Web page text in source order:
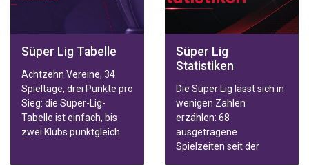
Süper Lig Tabelle
Achtzehn Vereine, 34
Spieltage, drei Punkte pro
Sieg: die Süper-Lig-
Tabelle ist einfach, bis
zwei Klubs punktgleich
Süper Lig
Statistiken
Die Süper Lig lässt sich in
wenigen Zahlen
erzählen: 68
ausgetragene
Spielzeiten seit der